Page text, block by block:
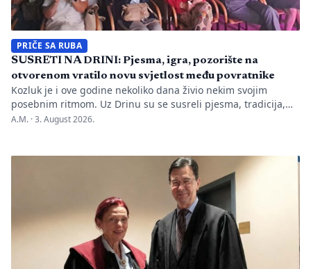
PRIČE SA RUBA
SUSRETI NA DRINI: Pjesma, igra, pozorište na
otvorenom vratilo novu svjetlost među povratnike
Kozluk je i ove godine nekoliko dana živio nekim svojim
posebnim ritmom. Uz Drinu su se susreli pjesma, tradicija,
gluma i ljudi, a „Susreti na Drini ’26“ još jednom su pokazali
se tih dana nije samo […]
A.M. ·3. August 2026.